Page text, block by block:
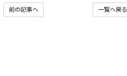
前の記事へ 一覧へ戻る